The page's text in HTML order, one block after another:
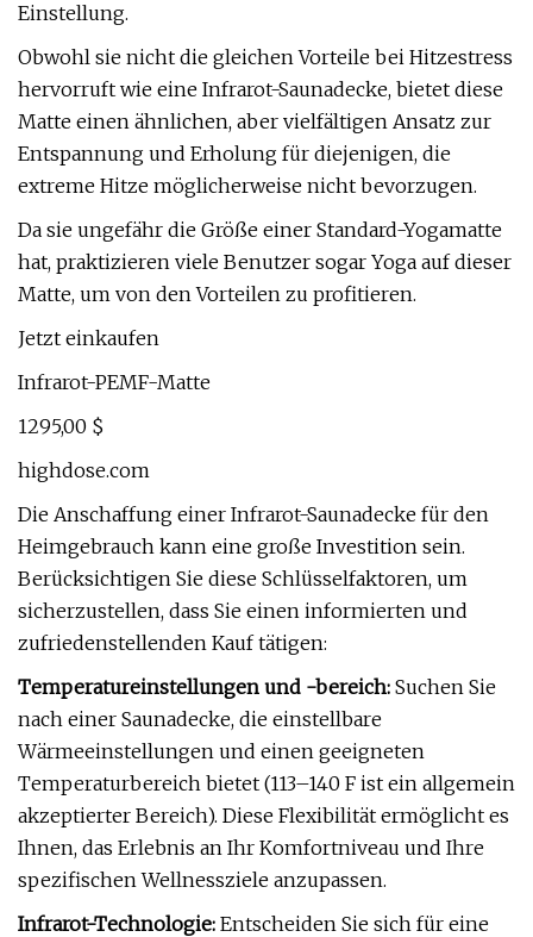
Einstellung.
Obwohl sie nicht die gleichen Vorteile bei Hitzestress
hervorruft wie eine Infrarot-Saunadecke, bietet diese
Matte einen ähnlichen, aber vielfältigen Ansatz zur
Entspannung und Erholung für diejenigen, die
extreme Hitze möglicherweise nicht bevorzugen.
Da sie ungefähr die Größe einer Standard-Yogamatte
hat, praktizieren viele Benutzer sogar Yoga auf dieser
Matte, um von den Vorteilen zu profitieren.
Jetzt einkaufen
Infrarot-PEMF-Matte
1295,00 $
highdose.com
Die Anschaffung einer Infrarot-Saunadecke für den
Heimgebrauch kann eine große Investition sein.
Berücksichtigen Sie diese Schlüsselfaktoren, um
sicherzustellen, dass Sie einen informierten und
zufriedenstellenden Kauf tätigen:
Temperatureinstellungen und -bereich: Suchen Sie
nach einer Saunadecke, die einstellbare
Wärmeeinstellungen und einen geeigneten
Temperaturbereich bietet (113–140 F ist ein allgemein
akzeptierter Bereich). Diese Flexibilität ermöglicht es
Ihnen, das Erlebnis an Ihr Komfortniveau und Ihre
spezifischen Wellnessziele anzupassen.
Infrarot-Technologie: Entscheiden Sie sich für eine